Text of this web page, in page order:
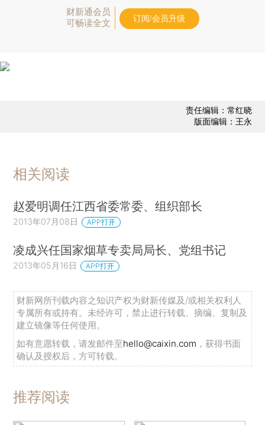
财新通会员
可畅读全文
订阅/会员升级
责任编辑：常红晓
版面编辑：王永
相关阅读
赵爱明调任江西省委常委、组织部长
2013年07月08日 APP打开
凌成兴任国家烟草专卖局局长、党组书记
2013年05月16日 APP打开
财新网所刊载内容之知识产权为财新传媒及/或相关权利人
专属所有或持有。未经许可，禁止进行转载、摘编、复制及
建立镜像等任何使用。
如有意愿转载，请发邮件至hello@caixin.com ，获得书面
确认及授权后，方可转载。
推荐阅读